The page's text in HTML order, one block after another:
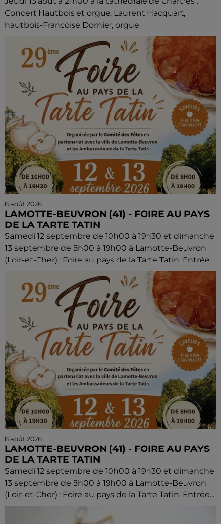
Concert Hautbois et orgue. Laurent Hacquart,
hautbois-Francoise Dornier, orgue
8 août 2026
LAMOTTE-BEUVRON (41) - FOIRE AU PAYS
DE LA TARTE TATIN
Samedi 12 septembre de 10h00 à 19h30 et dimanche
13 septembre de 8h00 à 19h00 à Lamotte-Beuvron
(Loir-et-Cher) : Foire au pays de la Tarte Tatin. Entrée...
8 août 2026
LAMOTTE-BEUVRON (41) - FOIRE AU PAYS
DE LA TARTE TATIN
Samedi 12 septembre de 10h00 à 19h30 et dimanche
13 septembre de 8h00 à 19h00 à Lamotte-Beuvron
(Loir-et-Cher) : Foire au pays de la Tarte Tatin. Entrée...